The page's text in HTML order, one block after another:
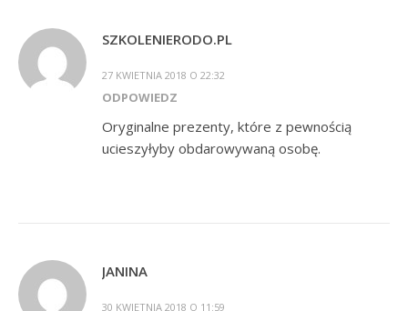
SZKOLENIERODO.PL
27 KWIETNIA 2018 O 22:32
ODPOWIEDZ
Oryginalne prezenty, które z pewnością
ucieszyłyby obdarowywaną osobę.
JANINA
30 KWIETNIA 2018 O 11:59